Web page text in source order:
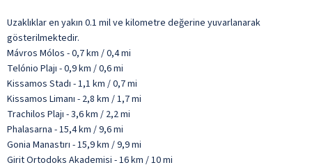
Uzaklıklar en yakın 0.1 mil ve kilometre değerine yuvarlanarak
gösterilmektedir.
Mávros Mólos - 0,7 km / 0,4 mi
Telónio Plajı - 0,9 km / 0,6 mi
Kissamos Stadı - 1,1 km / 0,7 mi
Kissamos Limanı - 2,8 km / 1,7 mi
Trachilos Plajı - 3,6 km / 2,2 mi
Phalasarna - 15,4 km / 9,6 mi
Gonia Manastırı - 15,9 km / 9,9 mi
Girit Ortodoks Akademisi - 16 km / 10 mi